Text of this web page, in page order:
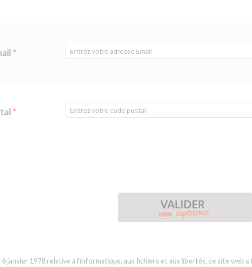
janvier 1978 relative à l'informatique, aux fichiers et aux libertés, ce site web